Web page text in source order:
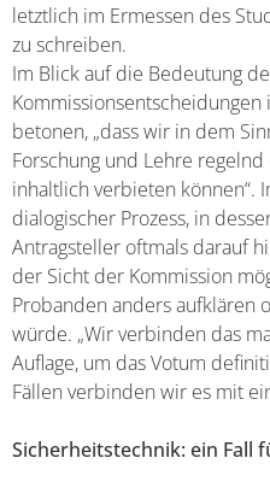
letztlich im Ermessen des
zu schreiben.
Im Blick auf die Bedeutung
Kommissionsentscheidungen
betonen, „dass wir in dem
Forschung und Lehre
inhaltlich verbieten können“.
dialogischer Prozess, in
Antragsteller oftmals darauf
der Sicht der Kommission
Probanden anders aufklären
würde. „Wir verbinden das
Auflage, um das Votum
Fällen verbinden wir es mit
Sicherheitstechnik: ein Fall